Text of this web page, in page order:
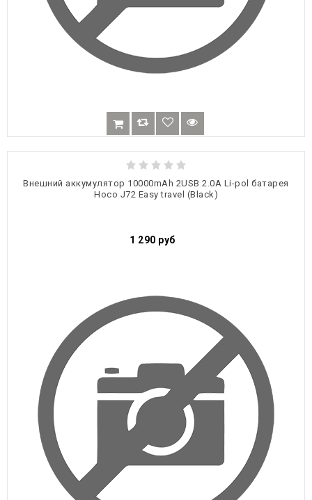
Внешний аккумулятор 10000mAh 2USB 2.0A Li-pol батарея
Hoco J72 Easy travel (Black)
1 290 руб